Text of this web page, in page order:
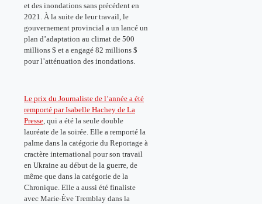
et des inondations sans précédent en
2021. À la suite de leur travail, le
gouvernement provincial a un lancé un
plan d’adaptation au climat de 500
millions $ et a engagé 82 millions $
pour l’atténuation des inondations.
Le prix du Journaliste de l’année a été
remporté par Isabelle Hachey de La
Presse , qui a été la seule double
lauréate de la soirée. Elle a remporté la
palme dans la catégorie du Reportage à
cractère international pour son travail
en Ukraine au début de la guerre, de
même que dans la catégorie de la
Chronique. Elle a aussi été finaliste
avec Marie-Ève Tremblay dans la